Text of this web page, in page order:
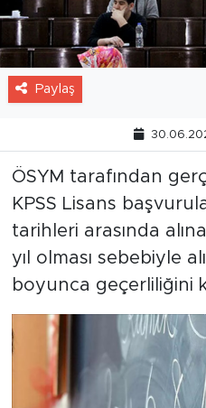
Paylaş
ÖSYM tarafından
KPSS Lisans
tarihleri arasında
yıl olması sebebiyle
boyunca geçerliliğini